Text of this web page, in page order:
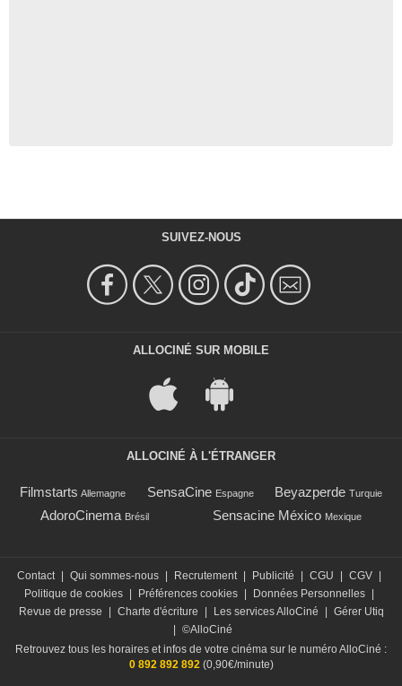
SUIVEZ-NOUS
ALLOCINÉ SUR MOBILE
ALLOCINÉ À L'ÉTRANGER
Filmstarts Allemagne SensaCine Espagne Beyazperde Turquie
AdoroCinema Brésil Sensacine México Mexique
Contact Qui sommes-nous Recrutement Publicité CGU CGV
Politique de cookies
Préférences cookies Données Personnelles
Revue de presse
Charte d'écriture Les services AlloCiné
Gérer Utiq
©AlloCiné
Retrouvez tous les horaires et infos de votre cinéma sur le numéro AlloCiné :
0 892 892 892(0,90€/minute)